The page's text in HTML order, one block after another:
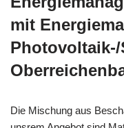
mit
Die Mischung aus